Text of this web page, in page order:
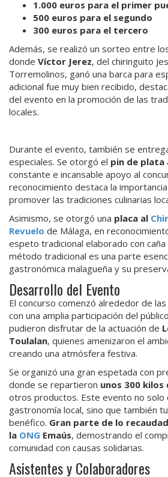
1.000 euros para el primer
500 euros para el segundo
300 euros para el tercero
Además, se realizó un sorteo entre
donde Víctor Jerez, del chiringuito
Torremolinos, ganó una barca para
adicional fue muy bien recibido,
del evento en la promoción de las
locales.
Durante el evento, también se
especiales. Se otorgó el pin de plata
constante e incansable apoyo al
reconocimiento destaca la
promover las tradiciones culinarias
Asimismo, se otorgó una placa al
Revuelo de Málaga, en
espeto tradicional elaborado con
método tradicional es una parte
gastronómica malagueña y su
Desarrollo del Evento
El concurso comenzó alrededor de
con una amplia participación del
pudieron disfrutar de la actuación de
Toulalan, quienes amenizaron el
creando una atmósfera festiva.
Se organizó una gran espetada con
donde se repartieron unos 300 kilos
otros productos. Este evento no solo
gastronomía local, sino que también
benéfico. Gran parte de lo
la ONG Emaús, demostrando el
comunidad con causas solidarias.
Asistentes y Colaboradores